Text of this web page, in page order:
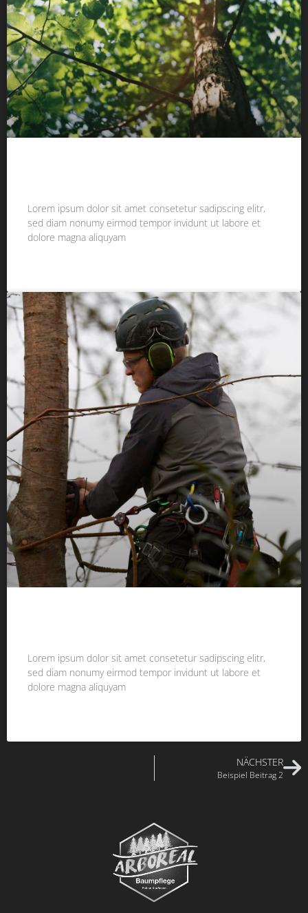
Lorem ipsum dolor sit amet consetetur sadipscing elitr,
sed diam nonumy eirmod tempor invidunt ut labore et
dolore magna aliquyam
Lorem ipsum dolor sit amet consetetur sadipscing elitr,
sed diam nonumy eirmod tempor invidunt ut labore et
dolore magna aliquyam
NÄCHSTER
Beispiel Beitrag 2